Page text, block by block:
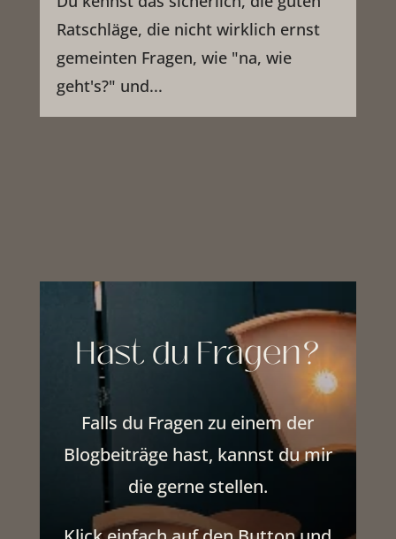
Ratschläge, die nicht wirklich ernst
gemeinten Fragen, wie "na, wie
geht's?" und...
Hast du Fragen?
Falls du Fragen zu einem der
Blogbeiträge hast, kannst du mir
die gerne stellen.